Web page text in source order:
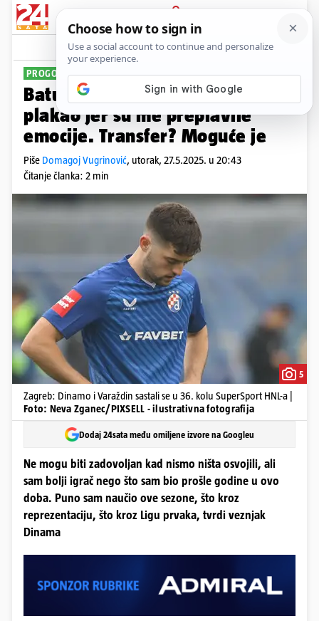
PRIJAVA
Sport Komentari
PROGOVORIO O SUZAMA
Baturina: Protiv Varaždina sam
plakao jer su me preplavile
emocije. Transfer? Moguće je
Piše Domagoj Vugrinović, utorak, 27.5.2025. u 20:43
Čitanje članka: 2 min
5
Zagreb: Dinamo i Varaždin sastali se u 36. kolu SuperSport HNL-a |
Foto: Neva Zganec/PIXSELL - ilustrativna fotografija
Dodaj 24sata među omiljene izvore na Googleu
Ne mogu biti zadovoljan kad nismo ništa osvojili, ali
sam bolji igrač nego što sam bio prošle godine u ovo
doba. Puno sam naučio ove sezone, što kroz
reprezentaciju, što kroz Ligu prvaka, tvrdi veznjak
Dinama